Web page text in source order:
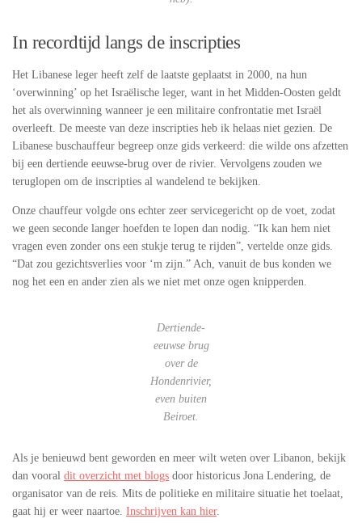
In recordtijd langs de inscripties
Het Libanese leger heeft zelf de laatste geplaatst in 2000, na hun
‘overwinning’ op het Israëlische leger, want in het Midden-Oosten geldt
het als overwinning wanneer je een militaire confrontatie met Israël
overleeft. De meeste van deze inscripties heb ik helaas niet gezien. De
Libanese buschauffeur begreep onze gids verkeerd: die wilde ons afzetten
bij een dertiende eeuwse-brug over de rivier. Vervolgens zouden we
teruglopen om de inscripties al wandelend te bekijken.
Onze chauffeur volgde ons echter zeer servicegericht op de voet, zodat
we geen seconde langer hoefden te lopen dan nodig. “Ik kan hem niet
vragen even zonder ons een stukje terug te rijden”, vertelde onze gids.
“Dat zou gezichtsverlies voor ‘m zijn.” Ach, vanuit de bus konden we
nog het een en ander zien als we niet met onze ogen knipperden.
Dertiende-
eeuwse brug
over de
Hondenrivier,
even buiten
Beiroet.
Als je benieuwd bent geworden en meer wilt weten over Libanon, bekijk
dan vooral dit overzicht met blogs door historicus Jona Lendering, de
organisator van de reis. Mits de politieke en militaire situatie het toelaat,
gaat hij er weer naartoe. Inschrijven kan hier.